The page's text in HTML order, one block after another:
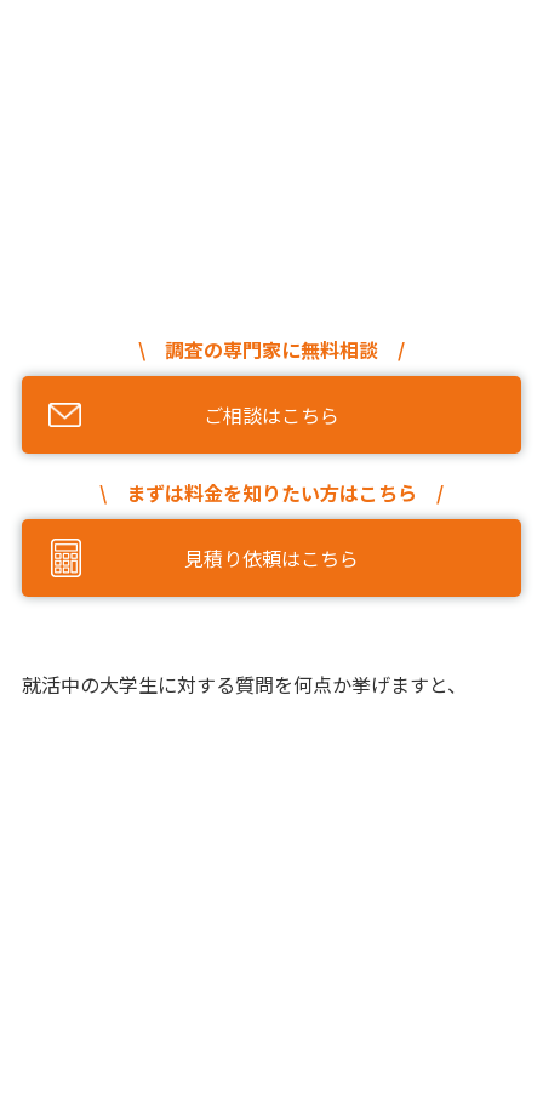
\ 調査の専門家に無料相談 /
ご相談はこちら
\ まずは料金を知りたい方はこちら /
見積り依頼はこちら
就活中の大学生に対する質問を何点か挙げますと、